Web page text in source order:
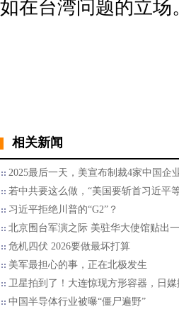
如在台湾问题的立场
相关新闻
2025最后一天，美宣布制裁4家中国企
若中共要这么做，“美国要斩首习近平
习近平拒绝川普的“G2”？
北京围台军演之际 美驻华大使馆贴出
危机四伏 2026要做最坏打算
美军最担心的事，正在北极发生
卫星拍到了！大连惊现方形容器，日
中国半导体行业被曝“僵尸遍野”